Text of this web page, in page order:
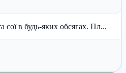
соняшнику та сої в будь-яких обсягах. Пл...